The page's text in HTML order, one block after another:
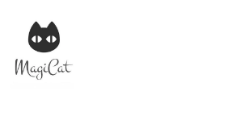
Przejdź do treści głównej
Przejdź do wyszukiwarki
Przejdź do moje konto
Przejdź do menu głównego
Przejdź do stopki